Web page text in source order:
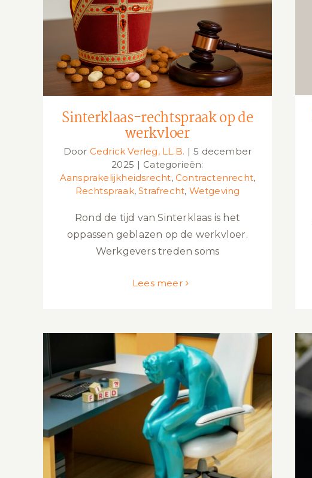
Sinterklaas-rechtspraak op de
werkvloer
Sinterklaas-rechtspraak op de
werkvloer
Door Cedrick Verleg, LL.B. | 5 december
2025 | Categorieën:
Aansprakelijkheidsrecht, Contractenrecht,
Rechtspraak,Strafrecht, Wetgeving
Rond de tijd van Sinterklaas is het
oppassen geblazen op de werkvloer.
Werkgevers treden soms
Lees meer
Wat dient er in een
vaststellingsovereenkomst te staan?